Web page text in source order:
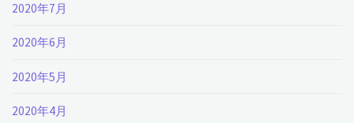
2020年7月
2020年6月
2020年5月
2020年4月